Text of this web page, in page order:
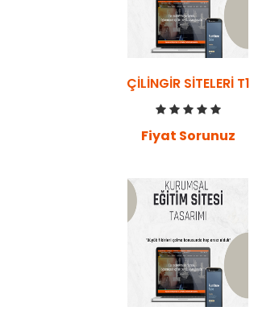
ÇILINGIR SITELERI T1
Fiyat Sorunuz